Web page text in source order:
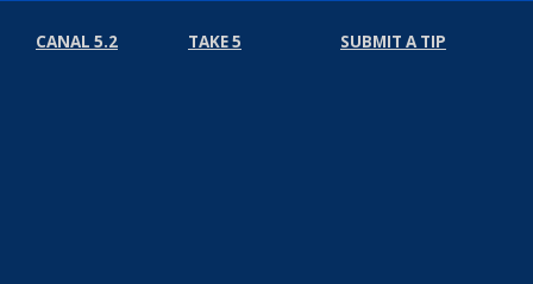
CANAL 5.2 TAKE 5 SUBMIT A TIP